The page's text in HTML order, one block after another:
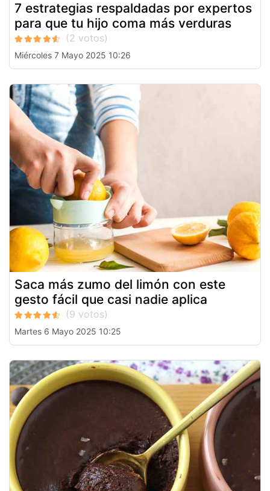
7 estrategias respaldadas por expertos
para que tu hijo coma más verduras
Miércoles 7 Mayo 2025 10:26
Saca más zumo del limón con este
gesto fácil que casi nadie aplica
Martes 6 Mayo 2025 10:25